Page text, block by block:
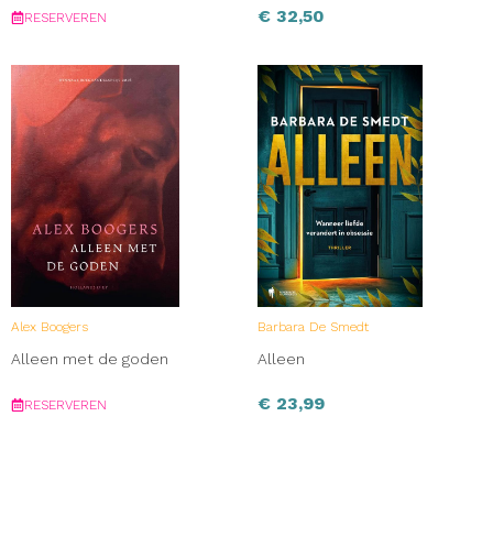
RESERVEREN € 32,50
Alex Boogers
Alleen met de goden
RESERVEREN
Barbara De Smedt
Alleen
€ 23,99